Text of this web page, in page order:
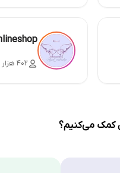
۴۰۲ هزار دنبال‌کننده
کمک می‌کنیم؟